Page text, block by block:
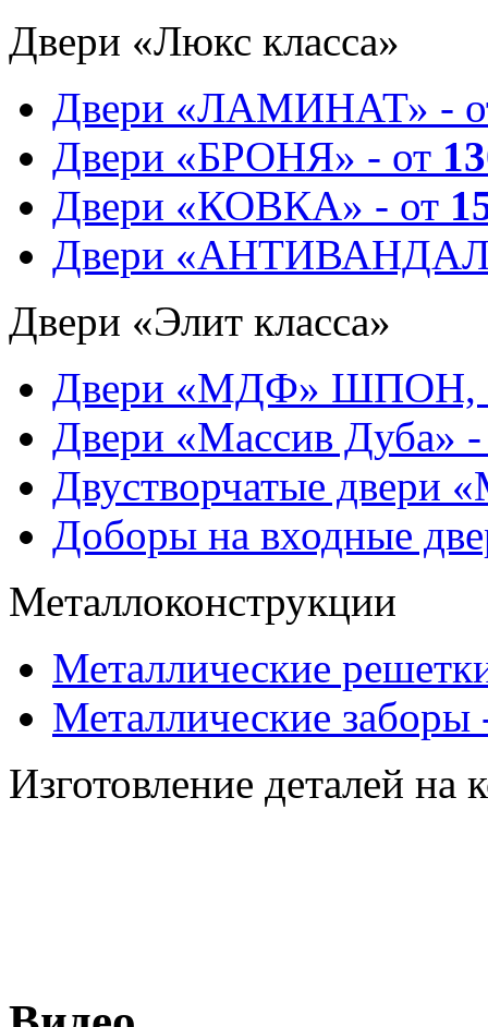
Двери «Люкс класса»
Двери «ЛАМИНАТ» -
Двери «БРОНЯ» - от
Двери «КОВКА» - от
Двери
Двери «Элит класса»
Двери «МДФ» ШПОН,
Двери «Массив Дуба»
Двустворчатые
Доборы на входные
Металлоконструкции
Металлические
Металлические
Изготовление деталей